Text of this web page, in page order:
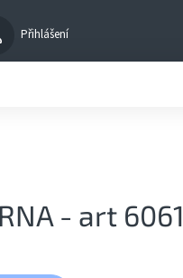
Přihlášení
- art 6061